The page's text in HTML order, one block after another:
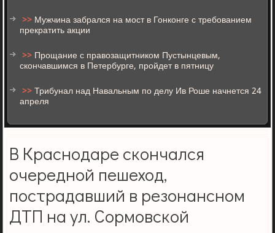
>> Мужчина забрался на мост в Гонконге с требованием
прекратить акции
>> Прощание с правозащитником Пустынцевым,
скончавшимся в Петербурге, пройдет в пятницу
>>Трибунал над Навальным по делу Ив Роше начнется 24
апреля
В Краснодаре скончался
очередной пешеход,
пострадавший в резонансном
ДТП на ул. Сормовской